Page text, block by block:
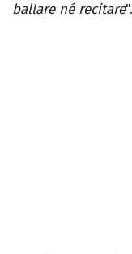
ballare né recitare".